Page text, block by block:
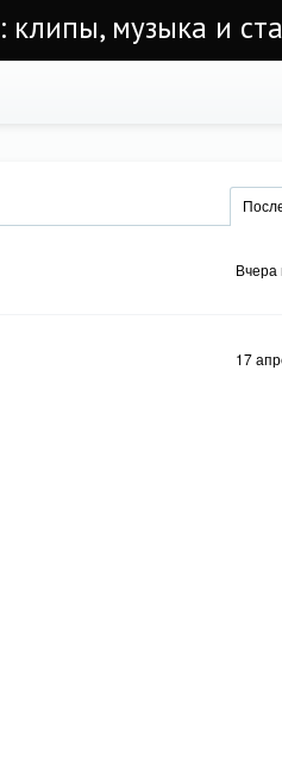
музыка и
Вчера
17